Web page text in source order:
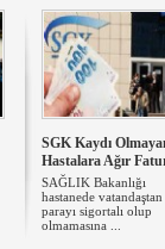
SGK Kaydı
Hastalara Ağır
SAĞLIK Bakanlığı
hastanede vatandaştan
parayı sigortalı olup
olmamasına ...